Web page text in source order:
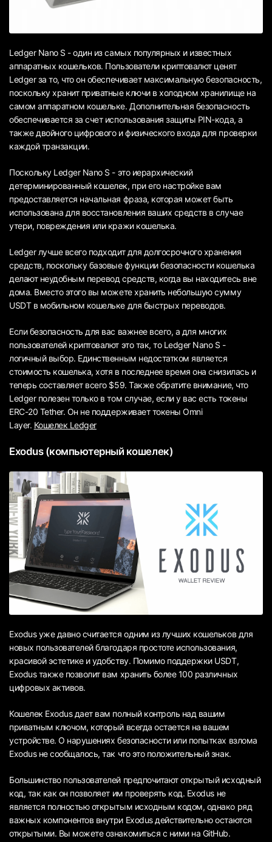
Ledger Nano S - один из самых популярных и известных
аппаратных кошельков. Пользователи криптовалют ценят
Ledger за то, что он обеспечивает максимальную безопасность,
поскольку хранит приватные ключи в холодном хранилище на
самом аппаратном кошельке. Дополнительная безопасность
обеспечивается за счет использования защиты PIN-кода, а
также двойного цифрового и физического входа для проверки
каждой транзакции.
Поскольку Ledger Nano S - это иерархический
детерминированный кошелек, при его настройке вам
предоставляется начальная фраза, которая может быть
использована для восстановления ваших средств в случае
утери, повреждения или кражи кошелька.
Ledger лучше всего подходит для долгосрочного хранения
средств, поскольку базовые функции безопасности кошелька
делают неудобным перевод средств, когда вы находитесь вне
дома. Вместо этого вы можете хранить небольшую сумму
USDT в мобильном кошельке для быстрых переводов.
Если безопасность для вас важнее всего, а для многих
пользователей криптовалют это так, то Ledger Nano S -
логичный выбор. Единственным недостатком является
стоимость кошелька, хотя в последнее время она снизилась и
теперь составляет всего $59. Также обратите внимание, что
Ledger полезен только в том случае, если у вас есть токены
ERC-20 Tether. Он не поддерживает токены Omni
Layer. Кошелeк Ledger
Exodus (компьютерный кошелек)
Exodus уже давно считается одним из лучших кошельков для
новых пользователей благодаря простоте использования,
красивой эстетике и удобству. Помимо поддержки USDT,
Exodus также позволит вам хранить более 100 различных
цифровых активов.
Кошелек Exodus дает вам полный контроль над вашим
приватным ключом, который всегда остается на вашем
устройстве. О нарушениях безопасности или попытках взлома
Exodus не сообщалось, так что это положительный знак.
Большинство пользователей предпочитают открытый исходный
код, так как он позволяет им проверять код. Exodus не
является полностью открытым исходным кодом, однако ряд
важных компонентов внутри Exodus действительно остаются
открытыми. Вы можете ознакомиться с ними на GitHub.